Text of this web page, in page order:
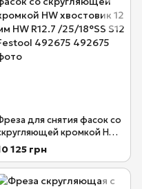
для снятия фасок со
кромкой HW
12 мм HW R12.7
/25/18°SS S12 Festool
125 грн